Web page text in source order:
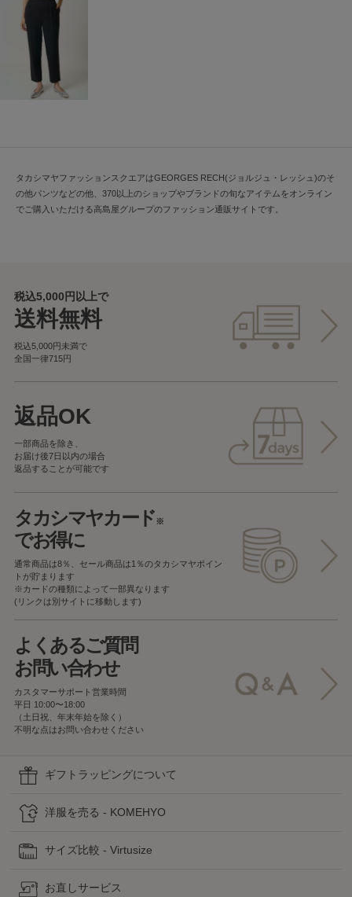
タカシマヤファッションスクエアはGEORGES RECH(ジョルジュ・レッシュ)のそ
の他パンツなどの他、370以上のショップやブランドの旬なアイテムをオンライン
でご購入いただける高島屋グループのファッション通販サイトです。
税込5,000円以上で
送料無料
税込5,000円未満で
全国一律715円
返品OK
一部商品を除き、
お届け後7日以内の場合
返品することが可能です
タカシマヤカード※
でお得に
通常商品は8％、セール商品は1％のタカシマヤポイン
トが貯まります
※カードの種類によって一部異なります
(リンクは別サイトに移動します)
よくあるご質問
お問い合わせ
カスタマーサポート営業時間
平日 10:00〜18:00
（土日祝、年末年始を除く）
不明な点はお問い合わせください
ギフトラッピングについて
洋服を売る - KOMEHYO
サイズ比較 - Virtusize
お直しサービス